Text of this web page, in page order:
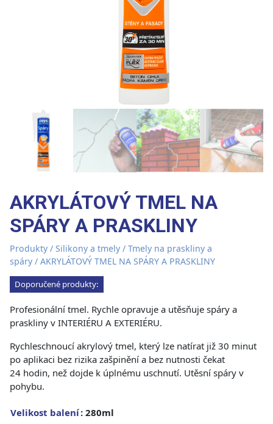
AKRYLÁTOVÝ TMEL NA
SPÁRY A PRASKLINY
Produkty / Silikony a tmely / Tmely na praskliny a
spáry / AKRYLÁTOVÝ TMEL NA SPÁRY A PRASKLINY
Doporučené produkty:
Profesionální tmel. Rychle opravuje a utěsňuje spáry a
praskliny v INTERIÉRU A EXTERIÉRU.
Rychleschnoucí akrylový tmel, který lze natírat již 30 minut
po aplikaci bez rizika zašpinění a bez nutnosti čekat
24 hodin, než dojde k úplnému uschnutí. Utěsní spáry v
pohybu.
Velikost balení: 280ml